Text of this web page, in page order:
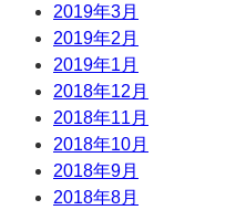
2019年3月
2019年2月
2019年1月
2018年12月
2018年11月
2018年10月
2018年9月
2018年8月